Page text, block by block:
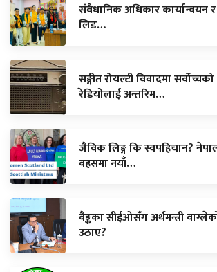
संवैधानिक अधिकार कार्यान्वयन
लिड…
सङ्गीत रोयल्टी विवादमा
रेडियोलाई अन्तरिम…
जैविक लिङ्ग कि स्वपहिचान?
बहसमा नयाँ…
बैङ्कका सीईओसँग अर्थमन्त्री
उठाए?